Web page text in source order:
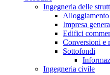
Ingegneria delle
Alloggiamento
Impresa
Edifici
Conversioni e
Sottofondi
Ingegneria civile